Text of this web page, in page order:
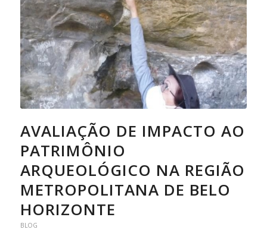
AVALIAÇÃO DE IMPACTO AO
PATRIMÔNIO
ARQUEOLÓGICO NA REGIÃO
METROPOLITANA DE BELO
HORIZONTE
BLOG